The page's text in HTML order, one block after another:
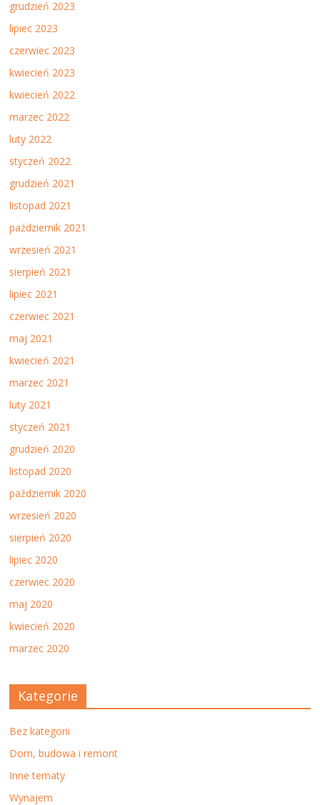
grudzień 2023
lipiec 2023
czerwiec 2023
kwiecień 2023
kwiecień 2022
marzec 2022
luty 2022
styczeń 2022
grudzień 2021
listopad 2021
październik 2021
wrzesień 2021
sierpień 2021
lipiec 2021
czerwiec 2021
maj 2021
kwiecień 2021
marzec 2021
luty 2021
styczeń 2021
grudzień 2020
listopad 2020
październik 2020
wrzesień 2020
sierpień 2020
lipiec 2020
czerwiec 2020
maj 2020
kwiecień 2020
marzec 2020
Kategorie
Bez kategorii
Dom, budowa i remont
Inne tematy
Wynajem